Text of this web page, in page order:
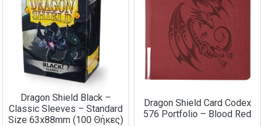
Dragon Shield Black –
Classic Sleeves – Standard
Size 63x88mm (100 Θήκες)
Dragon Shield Card Codex
576 Portfolio – Blood Red